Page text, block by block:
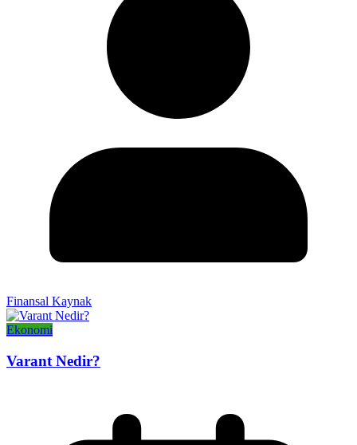
Finansal Kaynak
Ekonomi
Varant Nedir?